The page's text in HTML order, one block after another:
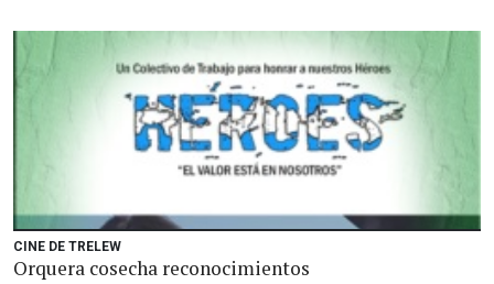
CINE DE TRELEW
Orquera cosecha reconocimientos